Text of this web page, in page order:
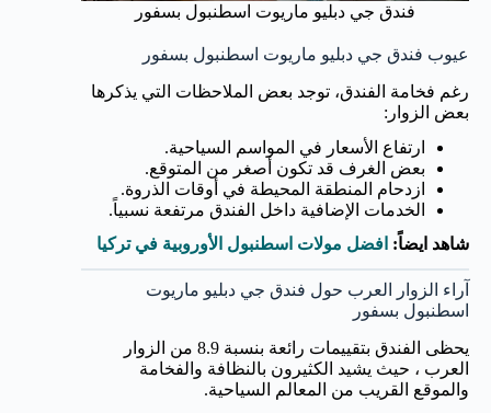
فندق جي دبليو ماريوت اسطنبول بسفور
عيوب فندق جي دبليو ماريوت اسطنبول بسفور
رغم فخامة الفندق، توجد بعض الملاحظات التي يذكرها
بعض الزوار:
ارتفاع الأسعار في المواسم السياحية.
بعض الغرف قد تكون أصغر من المتوقع.
ازدحام المنطقة المحيطة في أوقات الذروة.
الخدمات الإضافية داخل الفندق مرتفعة نسبياً.
شاهد ايضاً: افضل مولات اسطنبول الأوروبية في تركيا
آراء الزوار العرب حول فندق جي دبليو ماريوت
اسطنبول بسفور
يحظى الفندق بتقييمات رائعة بنسبة 8.9 من الزوار
العرب ، حيث يشيد الكثيرون بالنظافة والفخامة
والموقع القريب من المعالم السياحية.